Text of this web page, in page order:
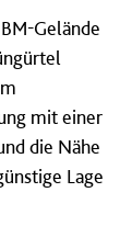
Gelände
mit einer
die Nähe
Lage